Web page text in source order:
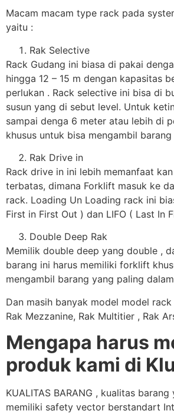
Macam macam type rack pada
yaitu :
Rak Selective
Rack Gudang ini biasa di pakai
hingga 12 – 15 m dengan kapasitas
perlukan . Rack selective ini bisa di
susun yang di sebut level. Untuk
sampai denga 6 meter atau lebih di
khusus untuk bisa mengambil
Rak Drive in
Rack drive in ini lebih memanfaat
terbatas, dimana Forklift masuk ke
rack. Loading Un Loading rack ini
First in First Out ) dan LIFO ( Last In
Double Deep Rak
Memilik double deep yang double ,
barang ini harus memiliki forklift
mengambil barang yang paling
Dan masih banyak model model
Rak Mezzanine, Rak Multitier , Rak
Mengapa harus
produk kami di
KUALITAS BARANG , kualitas
memiliki safety vector berstandart